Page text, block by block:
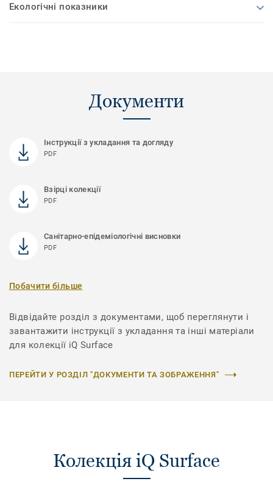
Екологічні показники
Документи
Інструкції з укладання та догляду
PDF
Взірці колекції
PDF
Санітарно-епідеміологічні висновки
PDF
Побачити більше
Відвідайте розділ з документами, щоб переглянути і
завантажити інструкції з укладання та інші матеріали
для колекції iQ Surface
ПЕРЕЙТИ У РОЗДІЛ "ДОКУМЕНТИ ТА ЗОБРАЖЕННЯ"
Колекція iQ Surface